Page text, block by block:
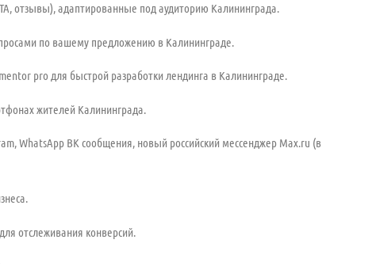
отзывы), адаптированные под аудиторию Калининграда.
по вашему предложению в Калининграде.
pro для быстрой разработки лендинга в Калининграде.
жителей Калининграда.
WhatsApp ВК сообщения, новый российский мессенджер Max.ru (в
отслеживания конверсий.